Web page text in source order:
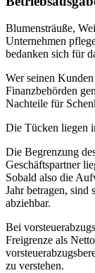
Blumensträuße,
Unternehmen
bedanken sich für
Wer seinen
Finanzbehörden
Nachteile für
Die Tücken liegen
Die Begrenzung
Geschäftspartner
Sobald also die
Jahr betragen, sind
abziehbar.
Bei
Freigrenze als
zu verstehen.